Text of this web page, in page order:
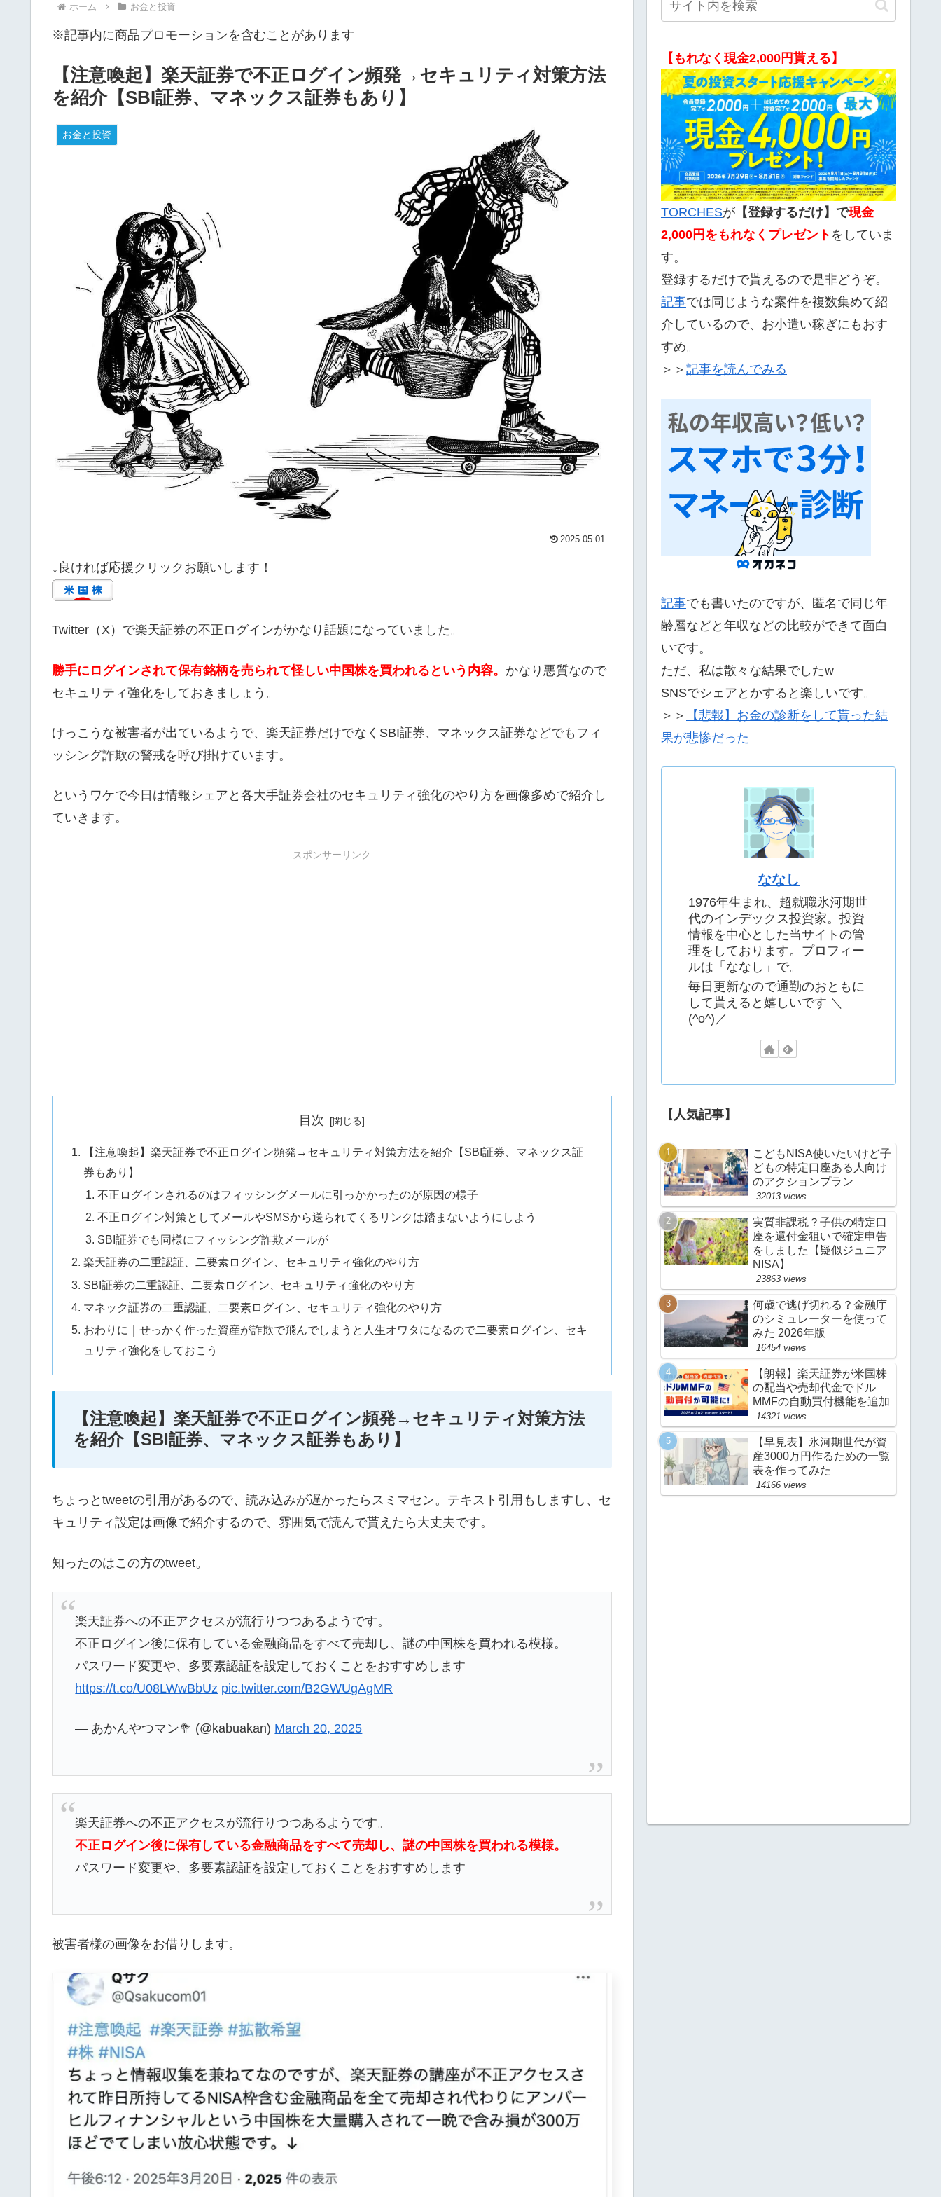
ホーム お金と投資
※記事内に商品プロモーションを含むことがあります
【注意喚起】楽天証券で不正ログイン頻発→セキュリティ対策方法
を紹介【SBI証券、マネックス証券もあり】
お金と投資
2025.05.01
↓良ければ応援クリックお願いします！
Twitter（X）で楽天証券の不正ログインがかなり話題になっていました。
勝手にログインされて保有銘柄を売られて怪しい中国株を買われるという内容。 かなり悪質なので
セキュリティ強化をしておきましょう。
けっこうな被害者が出ているようで、楽天証券だけでなくSBI証券、マネックス証券などでもフィ
ッシング詐欺の警戒を呼び掛けています。
というワケで今日は情報シェアと各大手証券会社のセキュリティ強化のやり方を画像多めで紹介し
ていきます。
スポンサーリンク
目次
【注意喚起】楽天証券で不正ログイン頻発→セキュリティ対策方法を紹介【SBI証券、マネックス証
券もあり】
不正ログインされるのはフィッシングメールに引っかかったのが原因の様子
不正ログイン対策としてメールやSMSから送られてくるリンクは踏まないようにしよう
SBI証券でも同様にフィッシング詐欺メールが
楽天証券の二重認証、二要素ログイン、セキュリティ強化のやり方
SBI証券の二重認証、二要素ログイン、セキュリティ強化のやり方
マネック証券の二重認証、二要素ログイン、セキュリティ強化のやり方
おわりに｜せっかく作った資産が詐欺で飛んでしまうと人生オワタになるので二要素ログイン、セキ
ュリティ強化をしておこう
【注意喚起】楽天証券で不正ログイン頻発→セキュリティ対策方法
を紹介【SBI証券、マネックス証券もあり】
ちょっとtweetの引用があるので、読み込みが遅かったらスミマセン。テキスト引用もしますし、セ
キュリティ設定は画像で紹介するので、雰囲気で読んで貰えたら大丈夫です。
知ったのはこの方のtweet。
楽天証券への不正アクセスが流行りつつあるようです。
不正ログイン後に保有している金融商品をすべて売却し、謎の中国株を買われる模様。
パスワード変更や、多要素認証を設定しておくことをおすすめします
https://t.co/U08LWwBbUz pic.twitter.com/B2GWUgAgMR
— あかんやつマン🥦 (@kabuakan) March 20, 2025
楽天証券への不正アクセスが流行りつつあるようです。
不正ログイン後に保有している金融商品をすべて売却し、謎の中国株を買われる模様。
パスワード変更や、多要素認証を設定しておくことをおすすめします
被害者様の画像をお借りします。
【もれなく現金2,000円貰える】
TORCHESが 【登録するだけ】で現金
2,000 円をもれなくプレゼント をしていま
す。
登録するだけで貰えるので是非どうぞ。
記事では同じような案件を複数集めて紹
介しているので、お小遣い稼ぎにもおす
すめ。
＞＞ 記事を読んでみる
記事でも書いたのですが、匿名で同じ年
齢層などと年収などの比較ができて面白
いです。
ただ、私は散々な結果でしたw
SNSでシェアとかすると楽しいです。
＞＞
【悲報】お金の診断をして貰った結
果が悲惨だった
ななし
1976年生まれ、超就職氷河期世
代のインデックス投資家。投資
情報を中心とした当サイトの管
理をしております。プロフィー
ルは「ななし」で。
毎日更新なので通勤のおともに
して貰えると嬉しいです ＼
(^o^)／
【人気記事】
こどもNISA使いたいけど子
どもの特定口座ある人向け
のアクションプラン
32013 views
実質非課税？子供の特定口
座を還付金狙いで確定申告
をしました【疑似ジュニア
NISA】
23863 views
何歳で逃げ切れる？金融庁
のシミュレーターを使って
みた 2026年版
16454 views
【朗報】楽天証券が米国株
の配当や売却代金でドル
MMFの自動買付機能を追加
14321 views
【早見表】氷河期世代が資
産3000万円作るための一覧
表を作ってみた
14166 views